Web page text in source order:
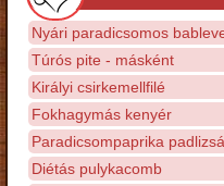
Nyári paradicsomos
Túrós pite - másként
Királyi csirkemellfilé
Fokhagymás kenyér
Paradicsompaprika
Diétás pulykacomb